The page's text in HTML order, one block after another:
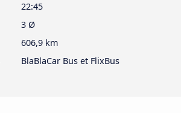
22:45
3 Ø
606,9 km
BlaBlaCar Bus et FlixBus